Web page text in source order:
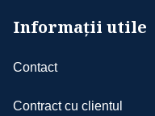
Informații utile
Contact
Contract cu clientul